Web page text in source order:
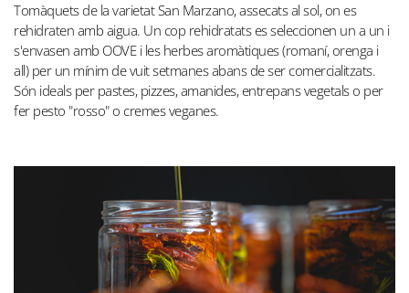
Tomàquets de la varietat San Marzano, assecats al sol, on es
rehidraten amb aigua. Un cop rehidratats es seleccionen un a un i
s'envasen amb OOVE i les herbes aromàtiques (romaní, orenga i
all) per un mínim de vuit setmanes abans de ser comercialitzats.
Són ideals per pastes, pizzes, amanides, entrepans vegetals o per
fer pesto "rosso" o cremes veganes.